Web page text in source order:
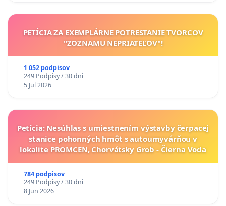
PETÍCIA ZA EXEMPLÁRNE POTRESTANIE TVORCOV
"ZOZNAMU NEPRIATEĽOV"!
1 052 podpisov
249 Podpisy / 30 dni
5 Jul 2026
Petícia: Nesúhlas s umiestnením výstavby čerpacej
stanice pohonných hmôt s autoumyvárňou v
lokalite PROMCEN, Chorvátsky Grob - Čierna Voda
784 podpisov
249 Podpisy / 30 dni
8 Jun 2026